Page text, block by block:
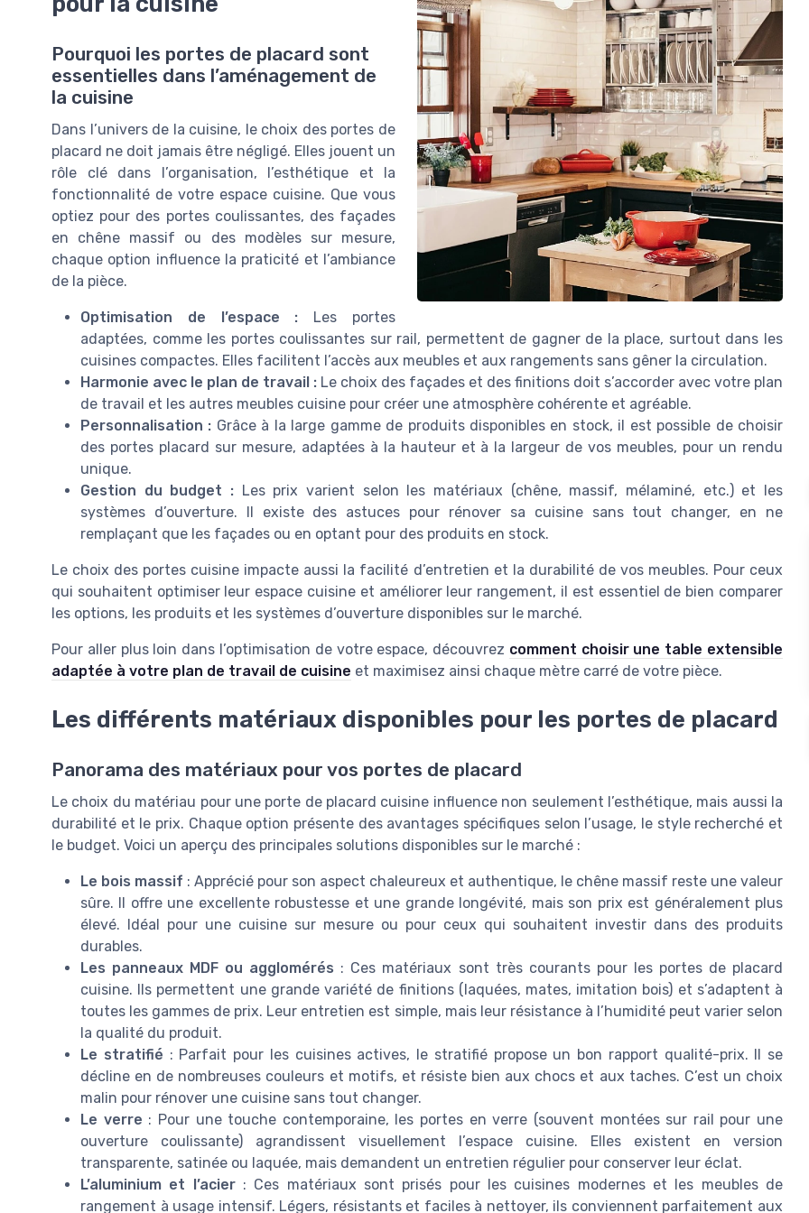
Pourquoi les portes de placard sont
essentielles dans l’aménagement de
la cuisine
Dans l’univers de la cuisine, le choix des portes de
placard ne doit jamais être négligé. Elles jouent un
rôle clé dans l’organisation, l’esthétique et la
fonctionnalité de votre espace cuisine. Que vous
optiez pour des portes coulissantes, des façades
en chêne massif ou des modèles sur mesure,
chaque option influence la praticité et l’ambiance
de la pièce.
Optimisation de l’espace : Les portes
adaptées, comme les portes coulissantes sur rail, permettent de gagner de la place, surtout dans les
cuisines compactes. Elles facilitent l’accès aux meubles et aux rangements sans gêner la circulation.
Harmonie avec le plan de travail : Le choix des façades et des finitions doit s’accorder avec votre plan
de travail et les autres meubles cuisine pour créer une atmosphère cohérente et agréable.
Personnalisation : Grâce à la large gamme de produits disponibles en stock, il est possible de choisir
des portes placard sur mesure, adaptées à la hauteur et à la largeur de vos meubles, pour un rendu
unique.
Gestion du budget : Les prix varient selon les matériaux (chêne, massif, mélaminé, etc.) et les
systèmes d’ouverture. Il existe des astuces pour rénover sa cuisine sans tout changer, en ne
remplaçant que les façades ou en optant pour des produits en stock.
Le choix des portes cuisine impacte aussi la facilité d’entretien et la durabilité de vos meubles. Pour ceux
qui souhaitent optimiser leur espace cuisine et améliorer leur rangement, il est essentiel de bien comparer
les options, les produits et les systèmes d’ouverture disponibles sur le marché.
Pour aller plus loin dans l’optimisation de votre espace, découvrez comment choisir une table extensible
adaptée à votre plan de travail de cuisine et maximisez ainsi chaque mètre carré de votre pièce.
Les différents matériaux disponibles pour les portes de placard
Panorama des matériaux pour vos portes de placard
Le choix du matériau pour une porte de placard cuisine influence non seulement l’esthétique, mais aussi la
durabilité et le prix. Chaque option présente des avantages spécifiques selon l’usage, le style recherché et
le budget. Voici un aperçu des principales solutions disponibles sur le marché :
Le bois massif : Apprécié pour son aspect chaleureux et authentique, le chêne massif reste une valeur
sûre. Il offre une excellente robustesse et une grande longévité, mais son prix est généralement plus
élevé. Idéal pour une cuisine sur mesure ou pour ceux qui souhaitent investir dans des produits
durables.
Les panneaux MDF ou agglomérés : Ces matériaux sont très courants pour les portes de placard
cuisine. Ils permettent une grande variété de finitions (laquées, mates, imitation bois) et s’adaptent à
toutes les gammes de prix. Leur entretien est simple, mais leur résistance à l’humidité peut varier selon
la qualité du produit.
Le stratifié : Parfait pour les cuisines actives, le stratifié propose un bon rapport qualité-prix. Il se
décline en de nombreuses couleurs et motifs, et résiste bien aux chocs et aux taches. C’est un choix
malin pour rénover une cuisine sans tout changer.
Le verre : Pour une touche contemporaine, les portes en verre (souvent montées sur rail pour une
ouverture coulissante) agrandissent visuellement l’espace cuisine. Elles existent en version
transparente, satinée ou laquée, mais demandent un entretien régulier pour conserver leur éclat.
L’aluminium et l’acier: Ces matériaux sont prisés pour les cuisines modernes et les meubles de
rangement à usage intensif. Légers, résistants et faciles à nettoyer, ils conviennent parfaitement aux